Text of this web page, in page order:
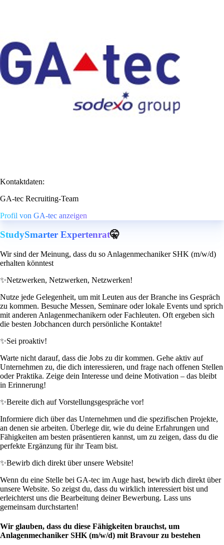
Kontaktdaten:
GA-tec Recruiting-Team
Profil von GA-tec anzeigen
StudySmarter Expertenrat🤫
Wir sind der Meinung, dass du so Anlagenmechaniker SHK (m/w/d)
erhalten könntest
✨Netzwerken, Netzwerken, Netzwerken!
Nutze jede Gelegenheit, um mit Leuten aus der Branche ins Gespräch
zu kommen. Besuche Messen, Seminare oder lokale Events und sprich
mit anderen Anlagenmechanikern oder Fachleuten. Oft ergeben sich
die besten Jobchancen durch persönliche Kontakte!
✨Sei proaktiv!
Warte nicht darauf, dass die Jobs zu dir kommen. Gehe aktiv auf
Unternehmen zu, die dich interessieren, und frage nach offenen Stellen
oder Praktika. Zeige dein Interesse und deine Motivation – das bleibt
in Erinnerung!
✨Bereite dich auf Vorstellungsgespräche vor!
Informiere dich über das Unternehmen und die spezifischen Projekte,
an denen sie arbeiten. Überlege dir, wie du deine Erfahrungen und
Fähigkeiten am besten präsentieren kannst, um zu zeigen, dass du die
perfekte Ergänzung für ihr Team bist.
✨Bewirb dich direkt über unsere Website!
Wenn du eine Stelle bei GA-tec im Auge hast, bewirb dich direkt über
unsere Website. So zeigst du, dass du wirklich interessiert bist und
erleichterst uns die Bearbeitung deiner Bewerbung. Lass uns
gemeinsam durchstarten!
Wir glauben, dass du diese Fähigkeiten brauchst, um
Anlagenmechaniker SHK (m/w/d) mit Bravour zu bestehen